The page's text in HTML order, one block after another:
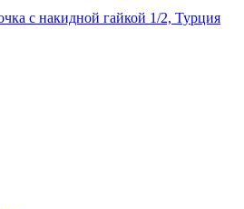
с накидной гайкой 1/2, Турция